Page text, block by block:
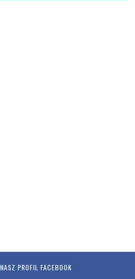
NASZ PROFIL FACEBOOK